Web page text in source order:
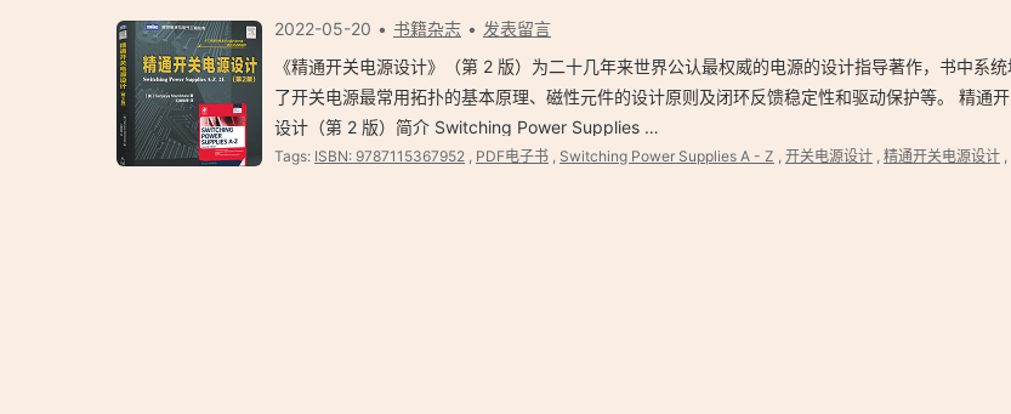
2022-05-20 书籍杂志
发表留言
《精通开关电源设计》（第 2 版）为二十几年来世界公认最权威的电源的设计指导著作，书中系
了开关电源最常用拓扑的基本原理、磁性元件的设计原则及闭环反馈稳定性和驱动保护等。 精通
设计（第 2 版）简介 Switching Power Supplies …
Tags: ISBN: 9787115367952 , PDF电子书 , Switching Power Supplies A - Z , 开关电源设计 , 精通开关电源设计 ,